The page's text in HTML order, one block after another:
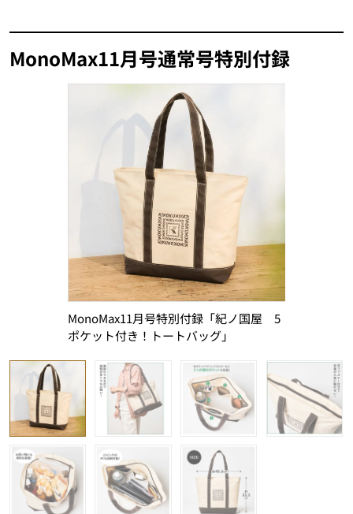
MonoMax11月号通常号特別付録
MonoMax11月号特別付録「紀ノ国屋 5
ポケット付き！トートバッグ」